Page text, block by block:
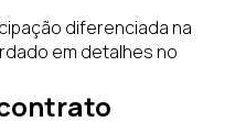
diferenciada na
em detalhes no